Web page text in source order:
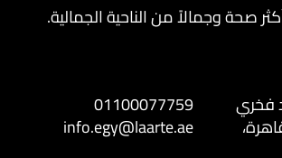
صحة وجمالاً من الناحية الجمالية.
01100077759
info.egy@laarte.ae